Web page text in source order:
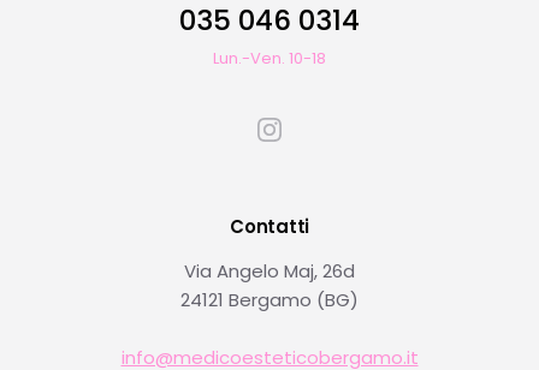
035 046 0314
Lun.-Ven. 10-18
Contatti
Via Angelo Maj, 26d
24121 Bergamo (BG)
info@medicoesteticobergamo.it